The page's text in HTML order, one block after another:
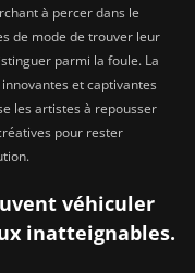
à percer dans le
de mode de trouver leur
parmi la foule. La
et captivantes
les artistes à repousser
pour rester
véhiculer
inatteignables.